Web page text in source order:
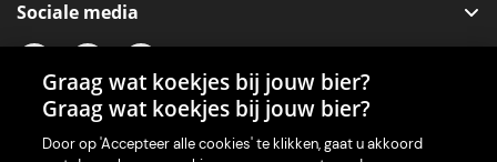
Sociale media
Onze app voor je machine
Graag wat koekjes bij jouw bier?
Graag wat koekjes bij jouw bier?
Door op 'Accepteer alle cookies' te klikken, gaat u akkoord